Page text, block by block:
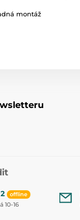
montáž
offline
10-16